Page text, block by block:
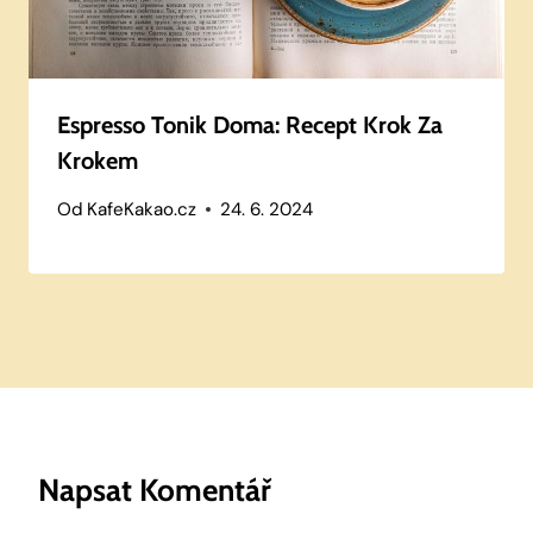
Espresso Tonik Doma: Recept Krok Za
Krokem
Od KafeKakao.cz 24. 6. 2024
Napsat Komentář